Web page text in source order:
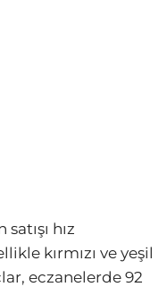
hız
kırmızı ve yeşil
eczanelerde 92